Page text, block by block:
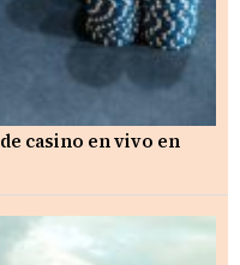
casino en vivo en